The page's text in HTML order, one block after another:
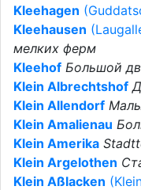
Kleehagen
Kleehausen
мелких ферм
Kleehof Большой
Klein Albrechtshof
Klein Allendorf
Klein Amalienau
Klein Amerika
Klein Argelothen
Klein Aßlacken